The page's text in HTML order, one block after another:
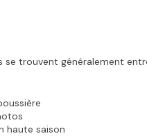
se trouvent généralement
haute saison